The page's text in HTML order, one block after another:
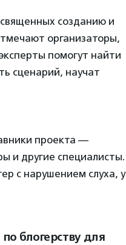
созданию и
организаторы,
помогут найти
сценарий, научат
проекта —
и другие специалисты.
с нарушением слуха, у
блогерству для